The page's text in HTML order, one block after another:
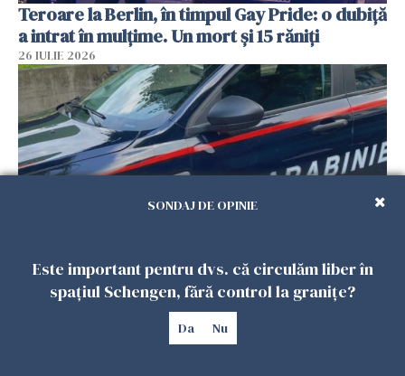
Teroare la Berlin, în timpul Gay Pride: o dubiță
a intrat în mulțime. Un mort și 15 răniți
26 IULIE 2026
Român, în stare critică după ce a intrat într-o
casă din Italia. Proprietarul spune că s-a
SONDAJ DE OPINIE
Este important pentru dvs. că circulăm liber în
spațiul Schengen, fără control la granițe?
Da Nu